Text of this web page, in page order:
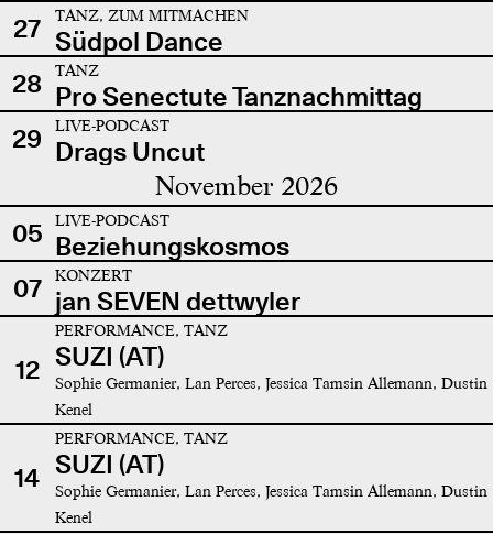
27 TANZ, ZUM MITMACHEN
Südpol Dance
28
TANZ
Pro Senectute Tanznachmittag
29
LIVE-PODCAST
Drags Uncut
November 2026
05 LIVE-PODCAST
Beziehungskosmos
07
KONZERT
jan SEVEN dettwyler
12
PERFORMANCE, TANZ
SUZI (AT)
Sophie Germanier, Lan Perces, Jessica Tamsin Allemann, Dustin
Kenel
14
PERFORMANCE, TANZ
SUZI (AT)
Sophie Germanier, Lan Perces, Jessica Tamsin Allemann, Dustin
Kenel